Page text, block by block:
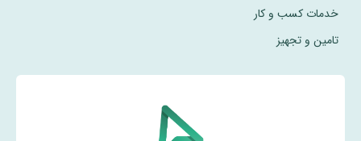
خدمات کسب و کار
تامین و تجهیز